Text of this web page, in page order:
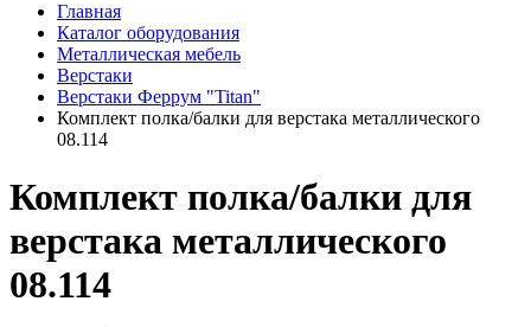
Главная
Каталог оборудования
Металлическая мебель
Верстаки
Верстаки Феррум "Titan"
Комплект полка/балки для верстака металлического
08.114
Комплект полка/балки для
верстака металлического
08.114